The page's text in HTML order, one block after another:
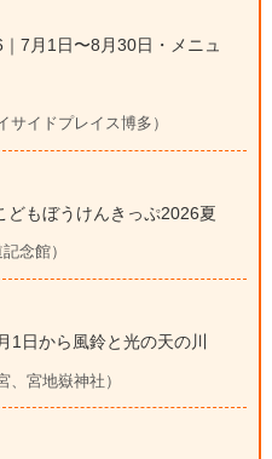
7月1日〜8月30日・メニュ
イドプレイス博多）
どもぼうけんきっぷ2026夏
念館）
1日から風鈴と光の天の川
宮地嶽神社）